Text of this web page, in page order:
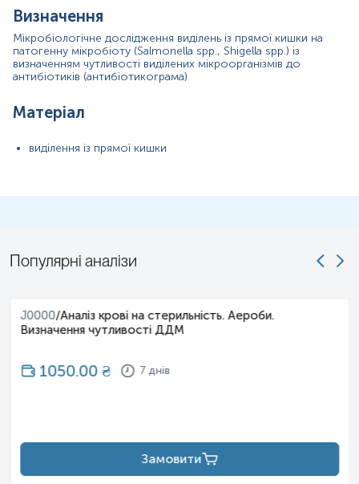
кількостях, що перевищують норму.
У випадках, коли для конкретного збудника Європейським
комітетом з тестування антимікробної чутливості (EUCAST)
не передбачено стандартизованого визначення чутливості,
лабораторія не проводить антибіотикограму, дотримуючись
Звертаємо Вашу увагу, що вартість бактеріологічного
дослідження зазначена за один зразок матеріалу.
Визначення
Мікробіологічне дослідження виділень із прямої кишки на
патогенну мікробіоту (Salmonella spp., Shigella spp.) із
визначенням чутливості виділених мікроорганізмів до
антибіотиків (антибіотикограма)
Матеріал
виділення із прямої кишки
Популярні аналізи
J0000/Аналіз крові на стерильність. Аероби.
Визначення чутливості ДДМ
1050.00₴ 7 днів
Замовити